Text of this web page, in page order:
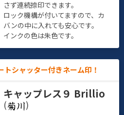
さず連続捺印できます。
ロック機構が付いてますので、カ
バンの中に入れても安心です。
インクの色は朱色です。
トシャッター付きネーム印！
キャップレス９ Brillio
(
)